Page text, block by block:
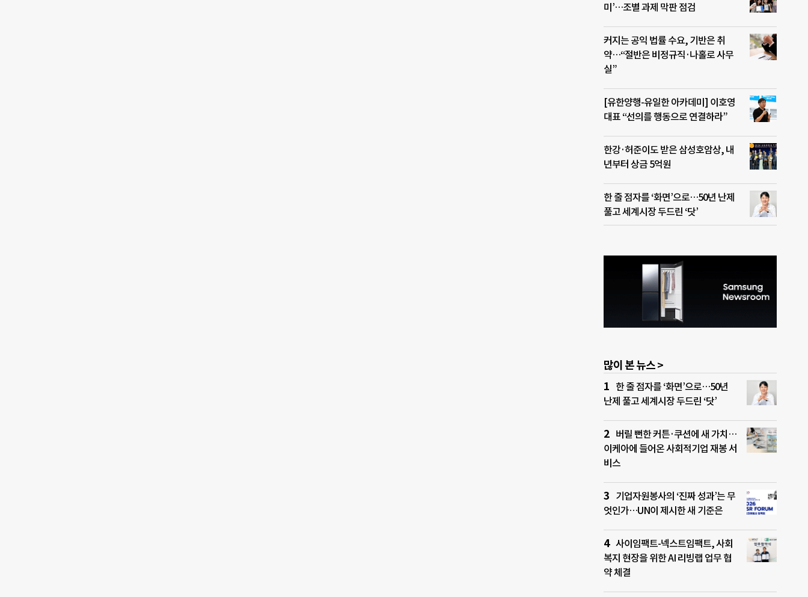
미’…조별 과제 막판 점검
커지는 공익 법률 수요, 기반은 취
약…“절반은 비정규직·나홀로 사무
실”
[유한양행-유일한 아카데미] 이호영
대표 “선의를 행동으로 연결하라”
한강·허준이도 받은 삼성호암상, 내
년부터 상금 5억원
한 줄 점자를 ‘화면’으로…50년 난제
풀고 세계시장 두드린 ‘닷’
많이 본 뉴스 >
한 줄 점자를 ‘화면’으로…50년
난제 풀고 세계시장 두드린 ‘닷’
버릴 뻔한 커튼·쿠션에 새 가치…
이케아에 들어온 사회적기업 재봉 서
비스
기업자원봉사의 ‘진짜 성과’는 무
엇인가…UN이 제시한 새 기준은
사이임팩트-넥스트임팩트, 사회
복지 현장을 위한 AI 리빙랩 업무 협
약 체결